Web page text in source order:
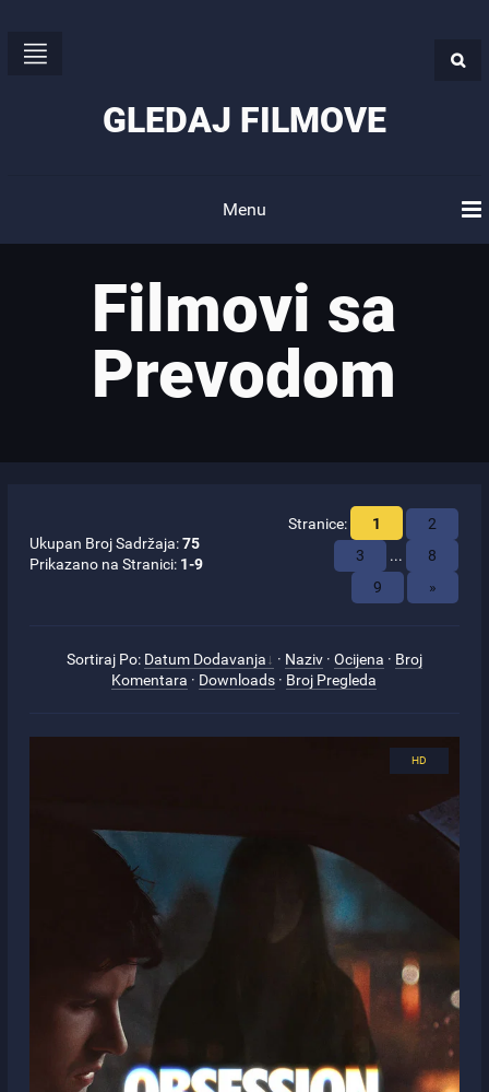
GLEDAJ FILMOVE
Menu
Filmovi sa
Prevodom
Ukupan Broj Sadržaja:75
Prikazano na Stranici: 1-9
Stranice: 1
2
3
...
8
9
»
Sortiraj Po: Datum Dodavanja · Naziv· Ocijena · Broj
Komentara · Downloads · Broj Pregleda